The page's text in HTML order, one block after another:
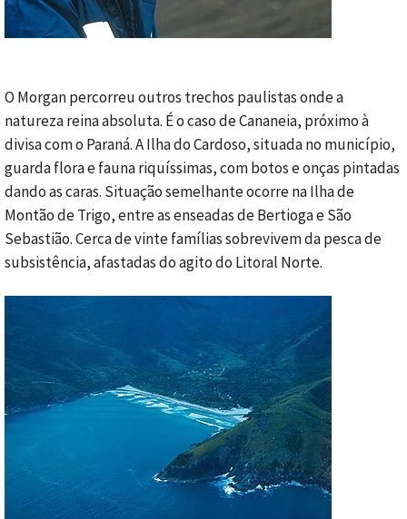
O Morgan percorreu outros trechos paulistas onde a
natureza reina absoluta. É o caso de Cananeia, próximo à
divisa com o Paraná. A Ilha do Cardoso, situada no município,
guarda flora e fauna riquíssimas, com botos e onças pintadas
dando as caras. Situação semelhante ocorre na Ilha de
Montão de Trigo, entre as enseadas de Bertioga e São
Sebastião. Cerca de vinte famílias sobrevivem da pesca de
subsistência, afastadas do agito do Litoral Norte.